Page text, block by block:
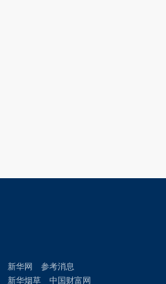
新华网
参考消息
新华烟草 中国财富网